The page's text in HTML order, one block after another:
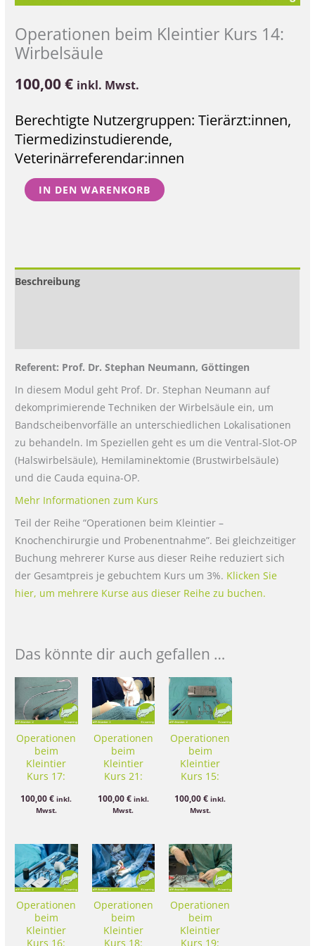
Operationen beim Kleintier Kurs 14:
Wirbelsäule
100,00€ inkl. Mwst.
Berechtigte Nutzergruppen: Tierärzt:innen,
Tiermedizinstudierende,
Veterinärreferendar:innen
IN DEN WARENKORB
Beschreibung
Referent: Prof. Dr. Stephan Neumann, Göttingen
In diesem Modul geht Prof. Dr. Stephan Neumann auf
dekomprimierende Techniken der Wirbelsäule ein, um
Bandscheibenvorfälle an unterschiedlichen Lokalisationen
zu behandeln. Im Speziellen geht es um die Ventral-Slot-OP
(Halswirbelsäule), Hemilaminektomie (Brustwirbelsäule)
und die Cauda equina-OP.
Mehr Informationen zum Kurs
Teil der Reihe “Operationen beim Kleintier –
Knochenchirurgie und Probenentnahme”. Bei gleichzeitiger
Buchung mehrerer Kurse aus dieser Reihe reduziert sich
der Gesamtpreis je gebuchtem Kurs um 3%. Klicken Sie
hier, um mehrere Kurse aus dieser Reihe zu buchen.
Das könnte dir auch gefallen …
Operationen
beim
Kleintier
Kurs 17:
Syndrom
100,00€ inkl.
Mwst.
Operationen
beim
Kleintier
Kurs 21:
100,00€ inkl.
Mwst.
Operationen
beim
Kleintier
Kurs 15:
Vordergliedmaße
1 – Schulter
100,00€ inkl.
Mwst.
Operationen
beim
Kleintier
Kurs 16:
Operationen
beim
Kleintier
Kurs 18:
Operationen
beim
Kleintier
Kurs 19: